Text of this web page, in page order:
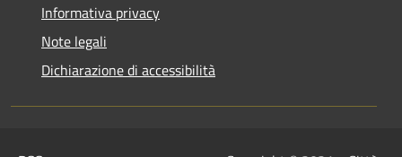
Informativa privacy
Note legali
Dichiarazione di accessibilità